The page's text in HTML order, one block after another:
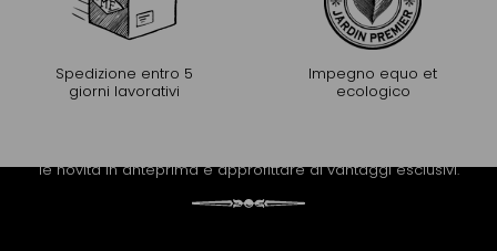
Spedizione entro 5
giorni lavorativi
Impegno equo et
ecologico
le novità in anteprima e approfittare di vantaggi esclusivi.